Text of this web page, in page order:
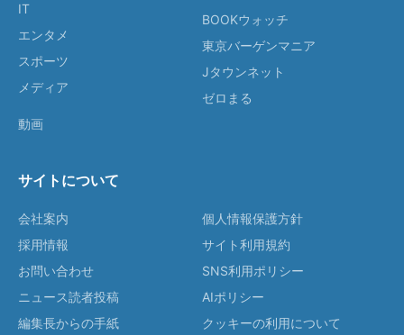
IT
エンタメ
スポーツ
メディア
動画
BOOKウォッチ
東京バーゲンマニア
Jタウンネット
ゼロまる
サイトについて
会社案内
採用情報
お問い合わせ
ニュース読者投稿
編集長からの手紙
個人情報保護方針
サイト利用規約
SNS利用ポリシー
AIポリシー
クッキーの利用について